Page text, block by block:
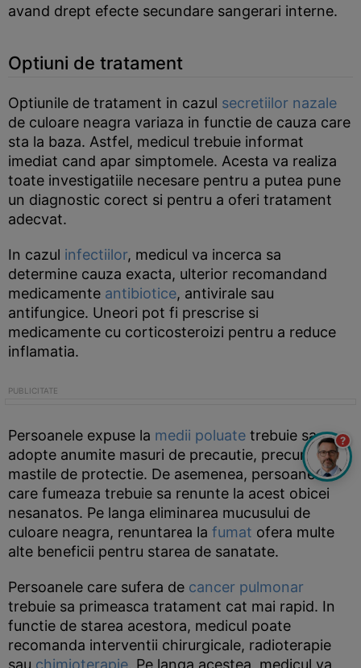
avand drept efecte secundare sangerari interne.
Optiuni de tratament
Optiunile de tratament in cazul secretiilor nazale
de culoare neagra variaza in functie de cauza care
sta la baza. Astfel, medicul trebuie informat
imediat cand apar simptomele. Acesta va realiza
toate investigatiile necesare pentru a putea pune
un diagnostic corect si pentru a oferi tratament
adecvat.
In cazul infectiilor, medicul va incerca sa
determine cauza exacta, ulterior recomandand
medicamente antibiotice, antivirale sau
antifungice. Uneori pot fi prescrise si
medicamente cu corticosteroizi pentru a reduce
inflamatia.
Persoanele expuse la medii poluate trebuie sa
adopte anumite masuri de precautie, precum
mastile de protectie. De asemenea, persoanele
care fumeaza trebuie sa renunte la acest obicei
nesanatos. Pe langa eliminarea mucusului de
culoare neagra, renuntarea la fumat ofera multe
alte beneficii pentru starea de sanatate.
Persoanele care sufera de cancer pulmonar
trebuie sa primeasca tratament cat mai rapid. In
functie de starea acestora, medicul poate
recomanda interventii chirurgicale, radioterapie
sau chimioterapie . Pe langa acestea, medicul va
?